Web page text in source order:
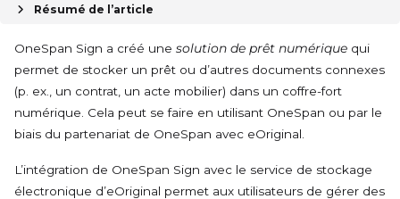
Résumé de l’article
OneSpan Sign a créé une solution de prêt numérique qui
permet de stocker un prêt ou d’autres documents connexes
(p. ex., un contrat, un acte mobilier) dans un coffre-fort
numérique. Cela peut se faire en utilisant OneSpan ou par le
biais du partenariat de OneSpan avec eOriginal
L’intégration de OneSpan Sign avec le service de stockage
électronique d’eOriginal permet aux utilisateurs de gérer des